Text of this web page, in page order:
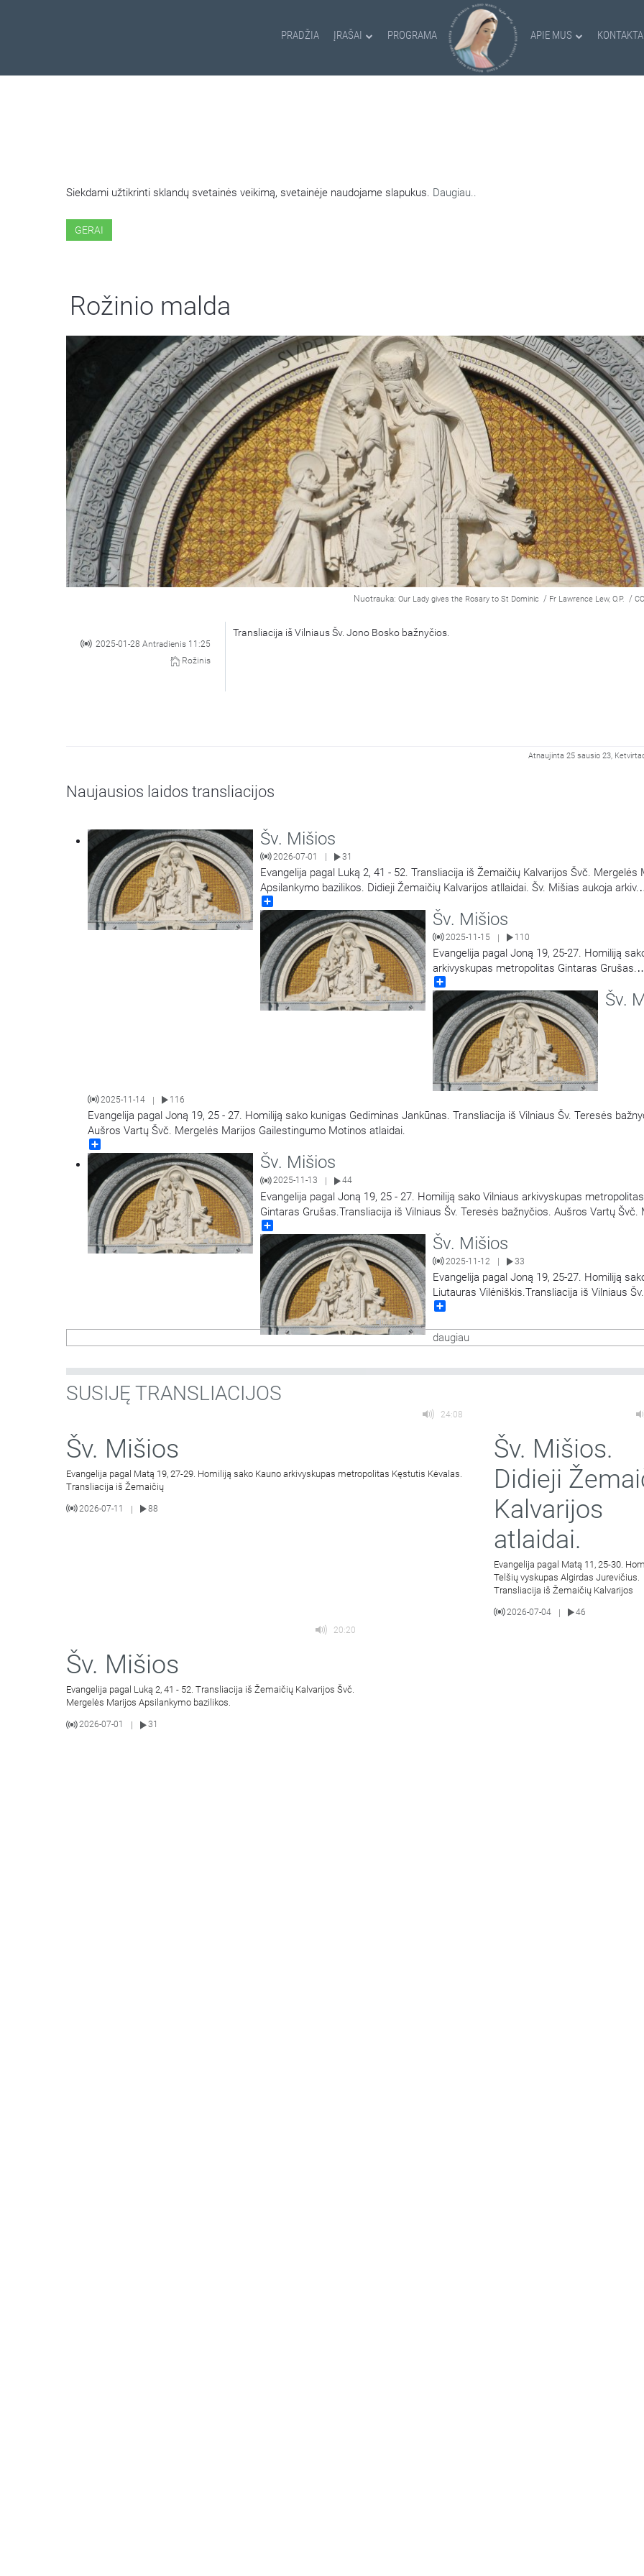
PRADŽIA ĮRAŠAI PROGRAMA APIE MUS
Siekdami užtikrinti sklandų svetainės veikimą, svetainėje naudojame slapukus. Daugiau..
GERAI
Rožinio malda
Nuotrauka: Our Lady gives the Rosary to St Dominic / Fr Lawrence Lew, O.P. /
2025-01-28 Antradienis 11:25
Rožinis
Transliacija iš Vilniaus Šv. Jono Bosko bažnyčios.
Atnaujinta 25 sausio 23,
Naujausios laidos transliacijos
20:20
Šv. Mišios
2026-07-01 31
Evangelija pagal Luką 2, 41 - 52. Transliacija iš Žemaičių Kalvarijos Švč. Mergelės
Apsilankymo bazilikos. Didieji Žemaičių Kalvarijos atllaidai. Šv. Mišias aukoja arkiv.
18:21
Šv. Mišios
2025-11-15 | 110
Evangelija pagal Joną 19, 25-27. Homiliją
arkivyskupas metropolitas Gintaras Grušas.
Transliacija iš Vilniaus Šv. Teresės bažnyčios.
Vartų Švč. Mergelės Marijos Gailestingumo
atlaidai.
27:05
Šv.
2025-11-14 | 116
Evangelija pagal Joną 19, 25 - 27. Homiliją sako kunigas Gediminas Jankūnas. Transliacija iš Vilniaus Šv. Teresės
Aušros Vartų Švč. Mergelės Marijos Gailestingumo Motinos atlaidai.
16:02
Šv. Mišios
2025-11-13 44
Evangelija pagal Joną 19, 25 - 27. Homiliją sako Vilniaus arkivyskupas metropolitas
Gintaras Grušas.Transliacija iš Vilniaus Šv. Teresės bažnyčios. Aušros Vartų Švč.
Marijos Gailestingumo Motinos atlaidai.
17:58
Šv. Mišios
2025-11-12 33
Evangelija pagal Joną 19, 25-27. Homiliją
Liutauras Vilėniškis.Transliacija iš Vilniaus
bažnyčios. Aušros Vartų Švč. Mergelės
daugiau
SUSIJĘ TRANSLIACIJOS
24:08
Šv. Mišios
Evangelija pagal Matą 19, 27-29. Homiliją sako Kauno arkivyskupas metropolitas Kęstutis Kėvalas.
Transliacija iš Žemaičių
2026-07-11 | 88
Šv. Mišios.
Didieji
Kalvarijos
atlaidai.
Evangelija pagal Matą 11, 25-30.
Telšių vyskupas Algirdas Jurevičius.
Transliacija iš Žemaičių Kalvarijos
2026-07-04 |
46
20:20
Šv. Mišios
Evangelija pagal Luką 2, 41 - 52. Transliacija iš Žemaičių Kalvarijos Švč.
Mergelės Marijos Apsilankymo bazilikos.
2026-07-01 31